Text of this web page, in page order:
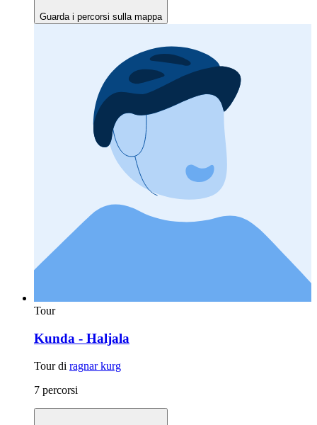
Guarda i percorsi sulla mappa
Tour
Kunda - Haljala
Tour di ragnar kurg
7 percorsi